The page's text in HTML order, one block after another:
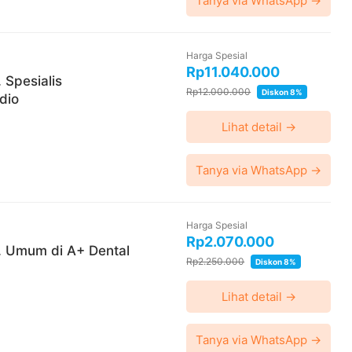
Duren Sawit, Kota Jakarta Timur, Daerah
syarat dan kebijakan
di halaman ini
waktu tanpa pemberitahuan dan berlaku
fee, biaya pemeliharaan platform.
Spesialis
Harga Spesial
Rp11.040.000
Rp12.000.000 Diskon 8%
Lihat detail →
Tanya via WhatsApp →
di A+ Dental
Harga Spesial
Rp2.070.000
Rp2.250.000 Diskon 8%
Lihat detail →
Tanya via WhatsApp →